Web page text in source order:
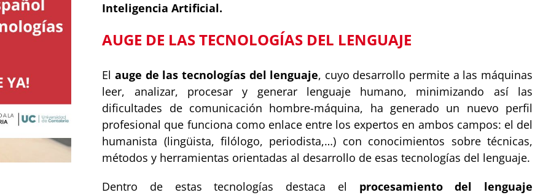
Inteligencia Artificial.
AUGE DE LAS TECNOLOGÍAS DEL LENGUAJE
El auge de las tecnologías del lenguaje, cuyo desarrollo permite a las máquinas
leer, analizar, procesar y generar lenguaje humano, minimizando así las
dificultades de comunicación hombre-máquina, ha generado un nuevo perfil
profesional que funciona como enlace entre los expertos en ambos campos: el del
humanista (lingüista, filólogo, periodista,…) con conocimientos sobre técnicas,
métodos y herramientas orientadas al desarrollo de esas tecnologías del lenguaje.
Dentro de estas tecnologías destaca el procesamiento del lenguaje